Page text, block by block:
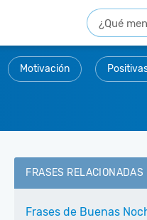
Motivación
FRASES RELACIONADAS
Frases de Buenas